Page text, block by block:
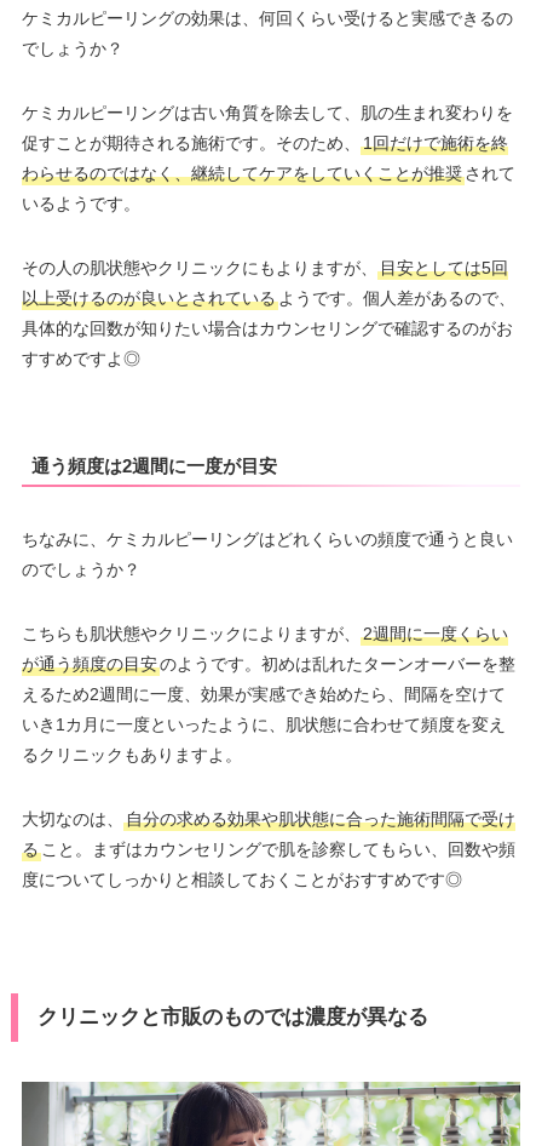
ケミカルピーリングの効果は、何回くらい受けると実感できるの
でしょうか？
ケミカルピーリングは古い角質を除去して、肌の生まれ変わりを
促すことが期待される施術です。そのため、
1回だけで施術を終
わらせるのではなく、継続してケアをしていくことが推奨されて
いるようです。
その人の肌状態やクリニックにもよりますが、
目安としては5回
以上受けるのが良いとされているようです。個人差があるので、
具体的な回数が知りたい場合はカウンセリングで確認するのがお
すすめですよ◎
通う頻度は2週間に一度が目安
ちなみに、ケミカルピーリングはどれくらいの頻度で通うと良い
のでしょうか？
こちらも肌状態やクリニックによりますが、
2週間に一度くらい
が通う頻度の目安のようです。初めは乱れたターンオーバーを整
えるため2週間に一度、効果が実感でき始めたら、間隔を空けて
いき1カ月に一度といったように、肌状態に合わせて頻度を変え
るクリニックもありますよ。
大切なのは、
自分の求める効果や肌状態に合った施術間隔で受け
ること。まずはカウンセリングで肌を診察してもらい、回数や頻
度についてしっかりと相談しておくことがおすすめです◎
クリニックと市販のものでは濃度が異なる